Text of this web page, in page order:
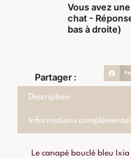
Vous avez
chat -
bas à droite)
Partager :
Description
Informations
Le canapé bouclé bleu